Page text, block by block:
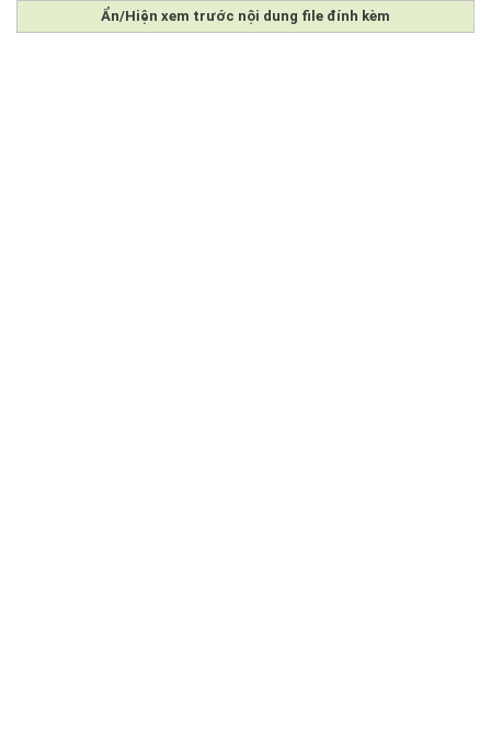
Ẩn/Hiện xem trước nội dung file đính kèm